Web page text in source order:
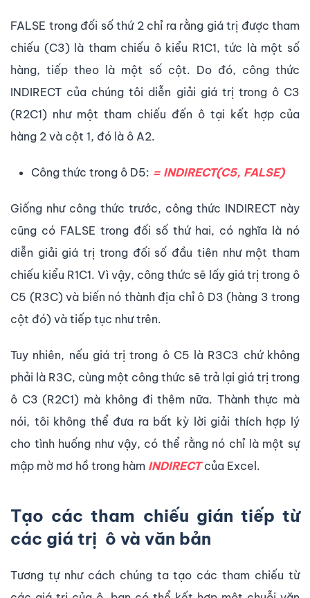
FALSE trong đối số thứ 2 chỉ ra rằng giá trị được tham
chiếu (C3) là tham chiếu ô kiểu R1C1, tức là một số
hàng, tiếp theo là một số cột. Do đó, công thức
INDIRECT của chúng tôi diễn giải giá trị trong ô C3
(R2C1) như một tham chiếu đến ô tại kết hợp của
hàng 2 và cột 1, đó là ô A2.
Công thức trong ô D5: = INDIRECT(C5, FALSE)
Giống như công thức trước, công thức INDIRECT này
cũng có FALSE trong đối số thứ hai, có nghĩa là nó
diễn giải giá trị trong đối số đầu tiên như một tham
chiếu kiểu R1C1. Vì vậy, công thức sẽ lấy giá trị trong ô
C5 (R3C) và biến nó thành địa chỉ ô D3 (hàng 3 trong
cột đó) và tiếp tục như trên.
Tuy nhiên, nếu giá trị trong ô C5 là R3C3 chứ không
phải là R3C, cùng một công thức sẽ trả lại giá trị trong
ô C3 (R2C1) mà không đi thêm nữa. Thành thực mà
nói, tôi không thể đưa ra bất kỳ lời giải thích hợp lý
cho tình huống như vậy, có thể rằng nó chỉ là một sự
mập mờ mơ hồ trong hàm INDIRECTcủa Excel.
Tạo các tham chiếu gián tiếp từ
các giá trị ô và văn bản
Tương tự như cách chúng ta tạo các tham chiếu từ